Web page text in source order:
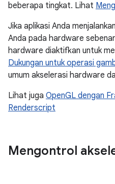
beberapa tingkat. Lihat
Jika aplikasi Anda
Anda pada hardware
hardware diaktifkan untuk
Dukungan untuk operasi
umum akselerasi hardware
Lihat juga OpenGL dengan
Renderscript
Mengontrol